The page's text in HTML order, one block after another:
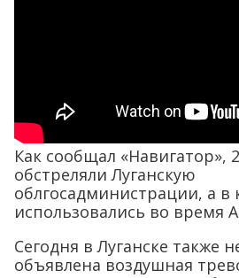
Как сообщал «Навигатор»,
обстреляли Луганскую
облгосадминистрации, а в
использовались во время
Сегодня в Луганске также
объявлена воздушная